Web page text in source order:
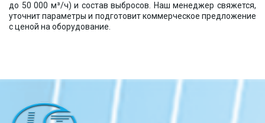
до 50 000 м³/ч) и состав выбросов. Наш менеджер свяжется,
уточнит параметры и подготовит коммерческое предложение
с ценой на оборудование.